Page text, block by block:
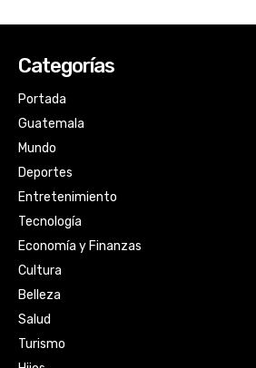
Categorías
Portada
Guatemala
Mundo
Deportes
Entretenimiento
Tecnología
Economía y Finanzas
Cultura
Belleza
Salud
Turismo